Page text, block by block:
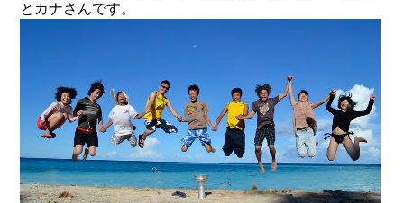
とカナさんです。